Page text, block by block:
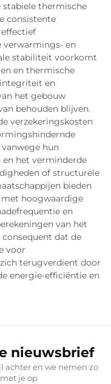
thermische
consistente
verwarmings- en
stabiliteit voorkomt
en thermische
en
het gebouw
behouden blijven.
verzekeringskosten
hun
en het verminderde
of structurele
bieden
hoogwaardige
en
van het
dat de
voor
terugverdient door
energie-efficiëntie en
nieuwsbrief
achter en we nemen zo
je op